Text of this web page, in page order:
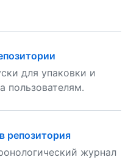
для упаковки и
пользователям.
репозитория
журнал